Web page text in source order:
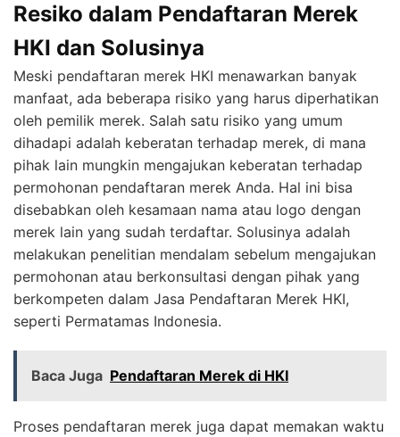
Resiko dalam Pendaftaran Merek
HKI dan Solusinya
Meski pendaftaran merek HKI menawarkan banyak
manfaat, ada beberapa risiko yang harus diperhatikan
oleh pemilik merek. Salah satu risiko yang umum
dihadapi adalah keberatan terhadap merek, di mana
pihak lain mungkin mengajukan keberatan terhadap
permohonan pendaftaran merek Anda. Hal ini bisa
disebabkan oleh kesamaan nama atau logo dengan
merek lain yang sudah terdaftar. Solusinya adalah
melakukan penelitian mendalam sebelum mengajukan
permohonan atau berkonsultasi dengan pihak yang
berkompeten dalam Jasa Pendaftaran Merek HKI,
seperti Permatamas Indonesia.
Baca Juga Pendaftaran Merek di HKI
Proses pendaftaran merek juga dapat memakan waktu